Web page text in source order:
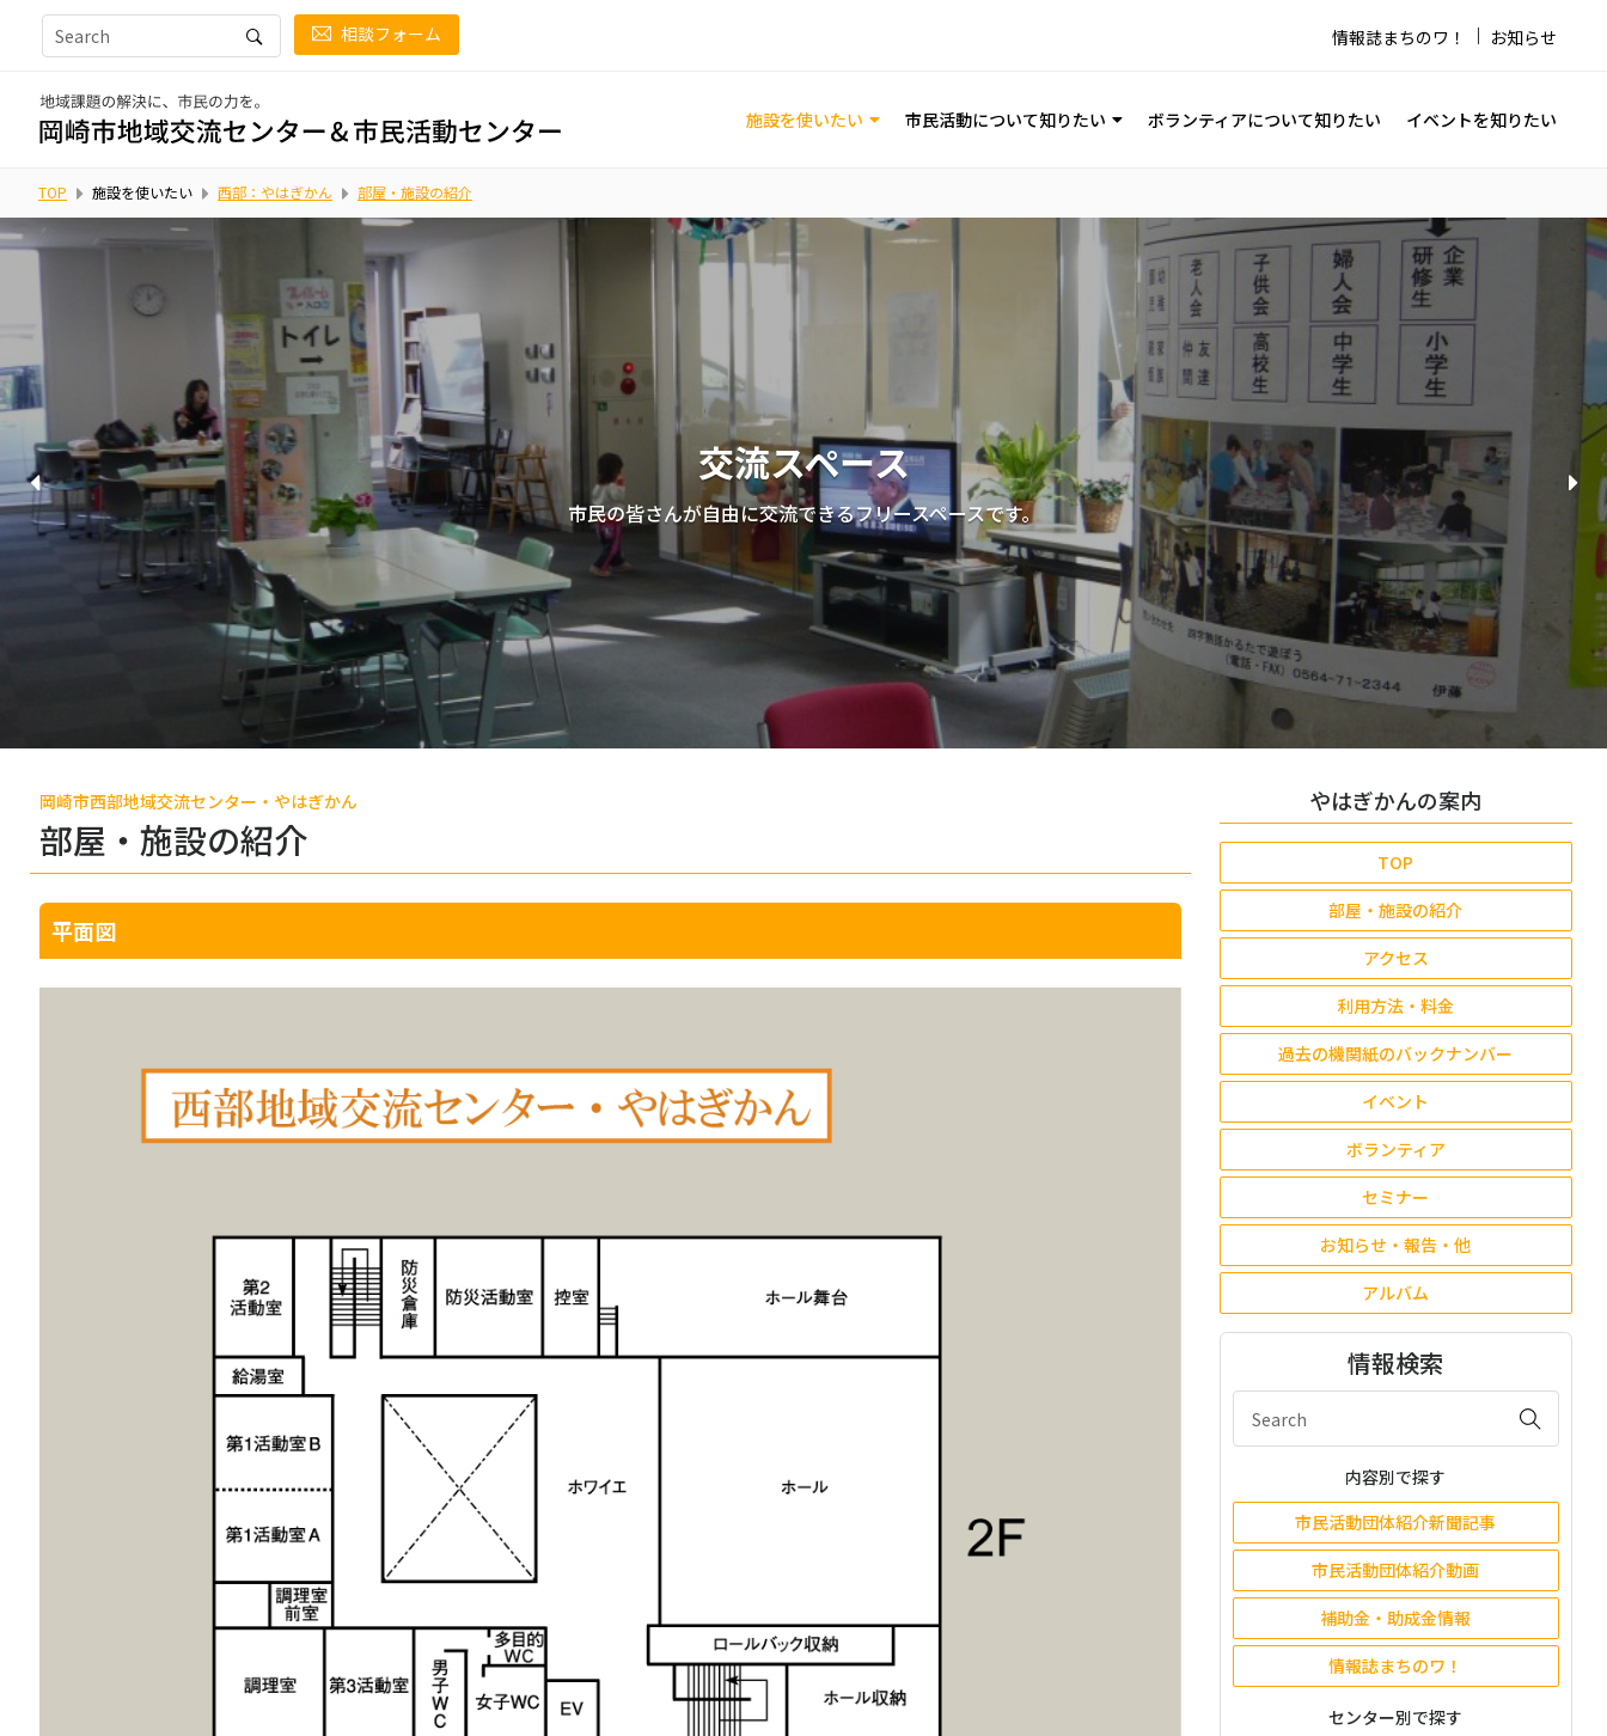
相談フォーム 情報誌まちのワ！ お知らせ
施設を使いたい 市民活動について知りたい ボランティアについて知りたい イベントを知りたい
TOP 施設を使いたい 西部：やはぎかん 部屋・施設の紹介
やはぎかん外観
名鉄矢作橋駅から徒歩2分。支所と併設されています。
交流スペース
市民の皆さんが自由に交流できるフリースペースです。
印刷工房
印刷機、大判プリンター、紙折り機、ラミネーターなど、印刷機器が安価にご利用いただけます。市民活動・地域活動に必要なチラシの大量印刷、大きなポスターの印刷にご利用く
ださい。
岡崎市西部地域交流センター・やはぎかん
部屋・施設の紹介
平面図
やはぎかんの案内
TOP
部屋・施設の紹介
アクセス
利用方法・料金
過去の機関紙のバックナンバー
イベント
ボランティア
セミナー
お知らせ・報告・他
アルバム
情報検索
内容別で探す
市民活動団体紹介新聞記事
市民活動団体紹介動画
補助金・助成金情報
情報誌まちのワ！
センター別で探す